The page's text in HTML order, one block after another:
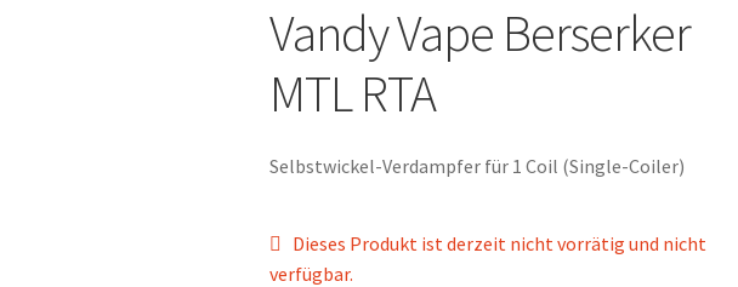
Vandy Vape Berserker
MTL RTA
Selbstwickel-Verdampfer für 1 Coil (Single-Coiler)
Dieses Produkt ist derzeit nicht vorrätig und nicht
verfügbar.